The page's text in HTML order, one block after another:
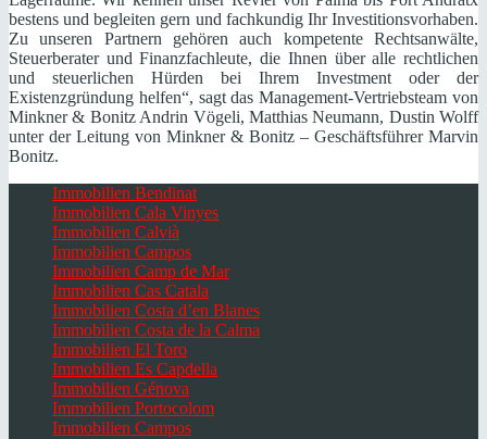
bestens und begleiten gern und fachkundig Ihr Investitionsvorhaben.
Zu unseren Partnern gehören auch kompetente Rechtsanwälte,
Steuerberater und Finanzfachleute, die Ihnen über alle rechtlichen
und steuerlichen Hürden bei Ihrem Investment oder der
Existenzgründung helfen“, sagt das Management-Vertriebsteam von
Minkner & Bonitz Andrin Vögeli, Matthias Neumann, Dustin Wolff
unter der Leitung von Minkner & Bonitz – Geschäftsführer Marvin
Bonitz.
Immobilien Bendinat
Immobilien Cala Vinyes
Immobilien Calvià
Immobilien Campos
Immobilien Camp de Mar
Immobilien Cas Catala
Immobilien Costa d’en Blanes
Immobilien Costa de la Calma
Immobilien El Toro
Immobilien Es Capdella
Immobilien Génova
Immobilien Portocolom
Immobilien Campos